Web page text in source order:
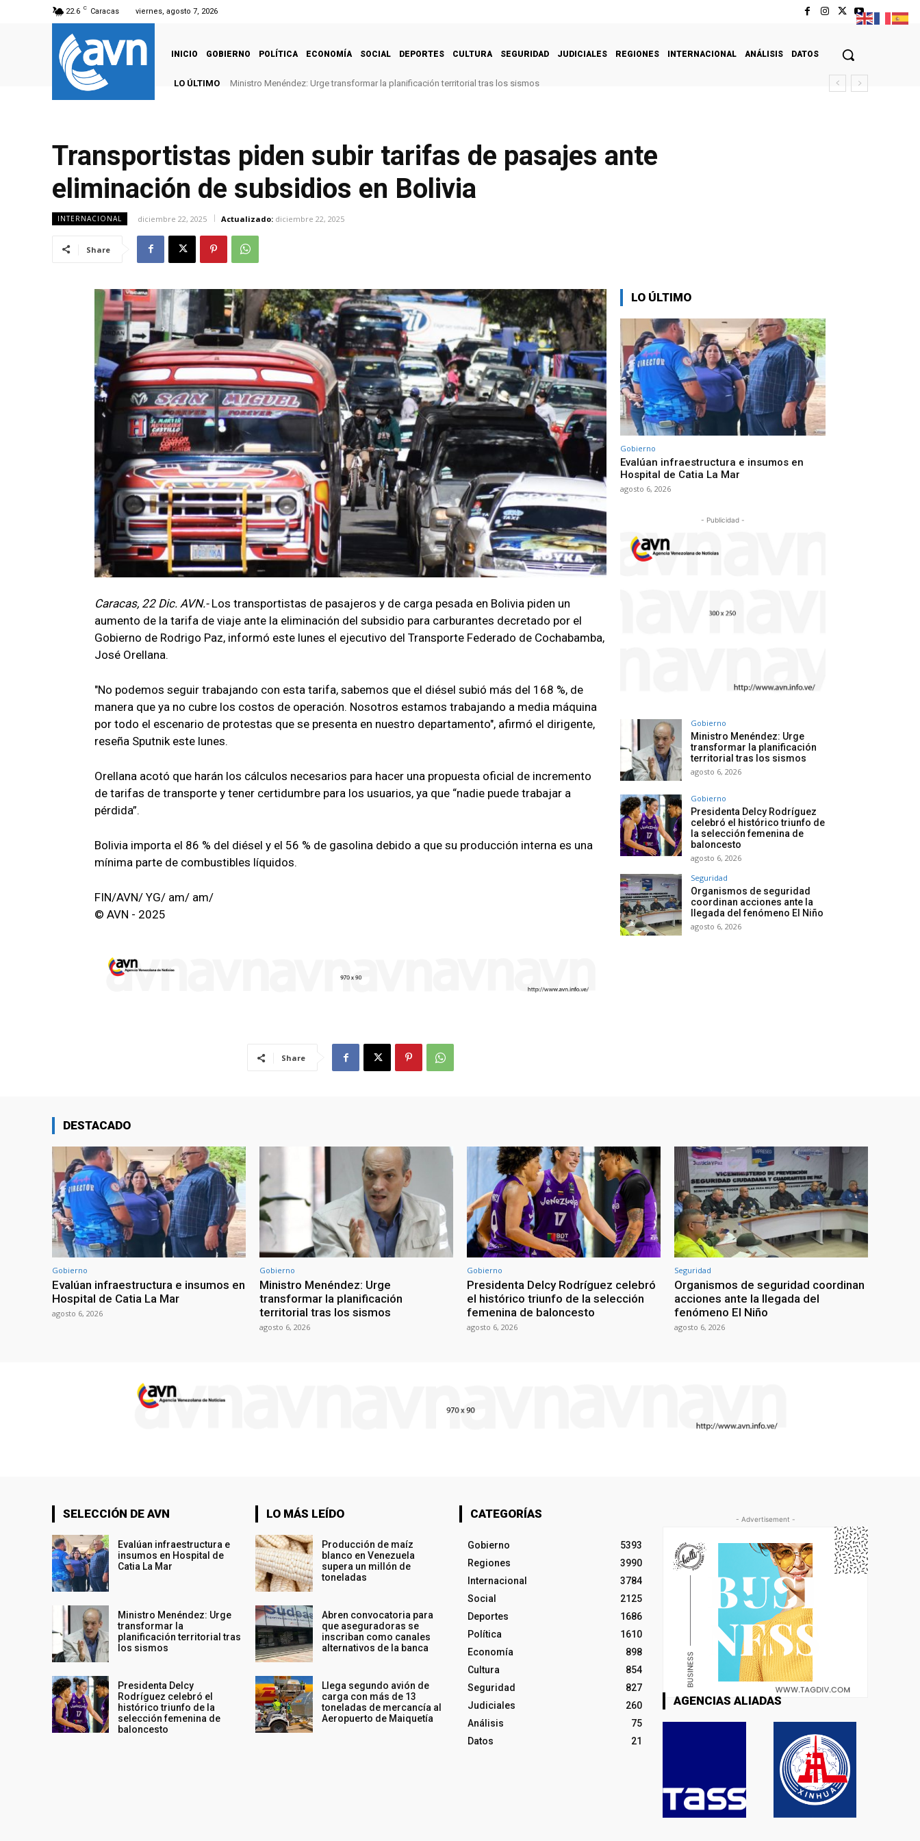
22.6 C Caracas viernes, agosto 7, 2026
INICIO GOBIERNO POLÍTICA ECONOMÍA SOCIAL DEPORTES CULTURA SEGURIDAD JUDICIALES REGIONES INTERNACIONAL ANÁLISIS DATOS
LO ÚLTIMO Ministro Menéndez: Urge transformar la planificación territorial tras los sismos
Transportistas piden subir tarifas de pasajes ante
eliminación de subsidios en Bolivia
INTERNACIONAL diciembre 22, 2025 Actualizado: diciembre 22, 2025
Share
Caracas, 22 Dic. AVN.- Los transportistas de pasajeros y de carga pesada en Bolivia piden un
aumento de la tarifa de viaje ante la eliminación del subsidio para carburantes decretado por el
Gobierno de Rodrigo Paz, informó este lunes el ejecutivo del Transporte Federado de Cochabamba,
José Orellana.
"No podemos seguir trabajando con esta tarifa, sabemos que el diésel subió más del 168 %, de
manera que ya no cubre los costos de operación. Nosotros estamos trabajando a media máquina
por todo el escenario de protestas que se presenta en nuestro departamento", afirmó el dirigente,
reseña Sputnik este lunes.
Orellana acotó que harán los cálculos necesarios para hacer una propuesta oficial de incremento
de tarifas de transporte y tener certidumbre para los usuarios, ya que “nadie puede trabajar a
pérdida”.
Bolivia importa el 86 % del diésel y el 56 % de gasolina debido a que su producción interna es una
mínima parte de combustibles líquidos.
FIN/AVN/ YG/ am/ am/
© AVN - 2025
Share
LO ÚLTIMO
Gobierno
Evalúan infraestructura e insumos en
Hospital de Catia La Mar
agosto 6, 2026
- Publicidad -
Gobierno
Ministro Menéndez: Urge
transformar la planificación
territorial tras los sismos
agosto 6, 2026
Gobierno
Presidenta Delcy Rodríguez
celebró el histórico triunfo de
la selección femenina de
baloncesto
agosto 6, 2026
Seguridad
Organismos de seguridad
coordinan acciones ante la
llegada del fenómeno El Niño
agosto 6, 2026
DESTACADO
Gobierno
Evalúan infraestructura e insumos en
Hospital de Catia La Mar
agosto 6, 2026
Gobierno
Ministro Menéndez: Urge
transformar la planificación
territorial tras los sismos
agosto 6, 2026
Gobierno
Presidenta Delcy Rodríguez celebró
el histórico triunfo de la selección
femenina de baloncesto
agosto 6, 2026
Seguridad
Organismos de seguridad coordinan
acciones ante la llegada del
fenómeno El Niño
agosto 6, 2026
SELECCIÓN DE AVN
Evalúan infraestructura e
insumos en Hospital de
Catia La Mar
Ministro Menéndez: Urge
transformar la
planificación territorial tras
los sismos
Presidenta Delcy
Rodríguez celebró el
histórico triunfo de la
selección femenina de
baloncesto
LO MÁS LEÍDO
Producción de maíz
blanco en Venezuela
supera un millón de
toneladas
Abren convocatoria para
que aseguradoras se
inscriban como canales
alternativos de la banca
Llega segundo avión de
carga con más de 13
toneladas de mercancía al
Aeropuerto de Maiquetía
CATEGORÍAS
Gobierno
5393
Regiones
3990
Internacional
3784
Social
2125
Deportes
1686
Política
1610
Economía
898
Cultura
854
Seguridad
827
Judiciales
260
Análisis
75
Datos
21
- Advertisement -
AGENCIAS ALIADAS